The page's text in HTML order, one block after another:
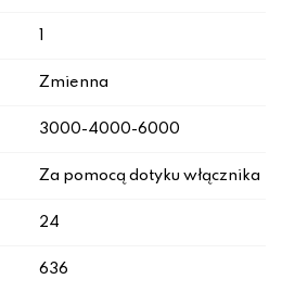
Zmienna
3000-4000-6000
Za pomocą dotyku włącznika
24
636